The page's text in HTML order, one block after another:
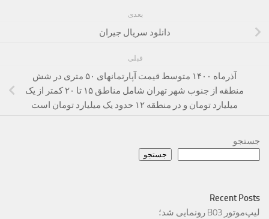
بعدی
دانلود سریال جیران
قبلی
آذرماه ۱۴۰۰ متوسط قیمت آپارتمانهای ۵۰ متری در شش
منطقه از جنوب شهر تهران شامل مناطق ۱۵ تا ۲۰ کمتر از یک
میلیارد تومان و در منطقه ۱۲ حدود یک میلیارد تومان است
جستجو
جستجو
Recent Posts
لیپ‌موتور B03 رونمایی شد؛